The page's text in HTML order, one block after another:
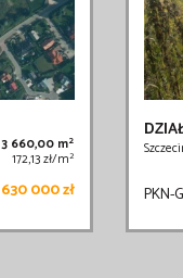
3 660,00 m2
172,13 zł/m2
630 000 zł PKN-